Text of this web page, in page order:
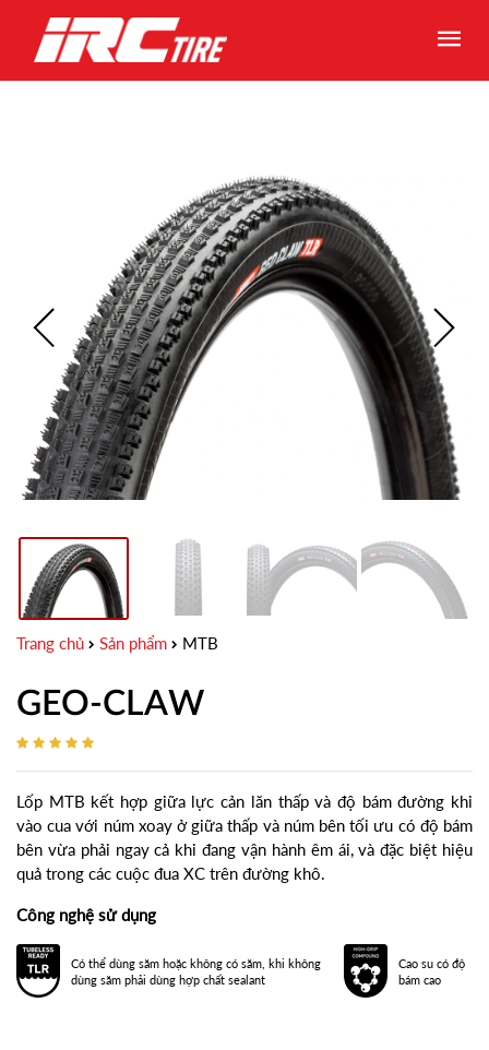
Trang chủ Sản phẩm MTB
GEO-CLAW
Lốp MTB kết hợp giữa lực cản lăn thấp và độ bám đường khi
vào cua với núm xoay ở giữa thấp và núm bên tối ưu có độ bám
bên vừa phải ngay cả khi đang vận hành êm ái, và đặc biệt hiệu
quả trong các cuộc đua XC trên đường khô.
Công nghệ sử dụng
Có thể dùng săm hoặc không có săm, khi không
dùng săm phải dùng hợp chất sealant
Cao su có độ
bám cao